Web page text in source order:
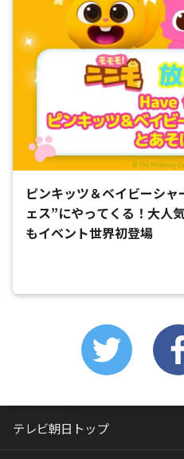
ピンキッツ＆ベイビーシ
ェス”にやってくる！大人
もイベント世界初登場
テレビ朝日トップ